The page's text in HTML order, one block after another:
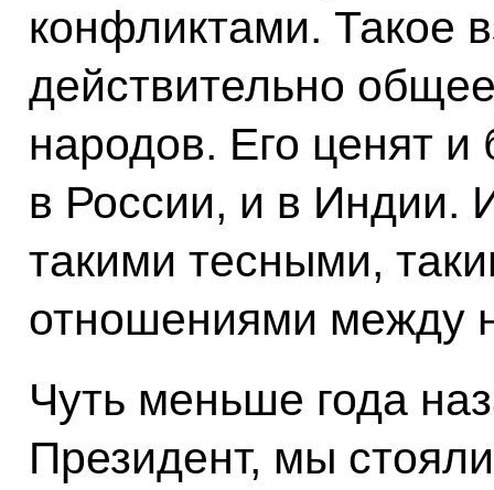
конфликтами. Такое
действительно
народов. Его ценят и
в России, и в Индии.
такими тесными,
отношениями между
Чуть меньше года
Президент, мы